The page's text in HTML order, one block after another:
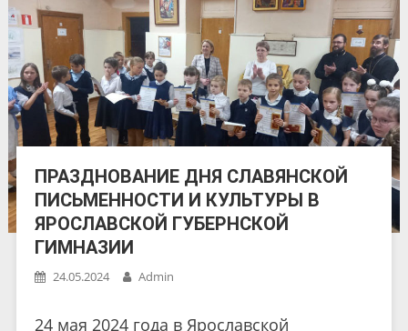
ПРАЗДНОВАНИЕ ДНЯ СЛАВЯНСКОЙ
ПИСЬМЕННОСТИ И КУЛЬТУРЫ В
ЯРОСЛАВСКОЙ ГУБЕРНСКОЙ
ГИМНАЗИИ
24.05.2024 Admin
24 мая 2024 года в Ярославской